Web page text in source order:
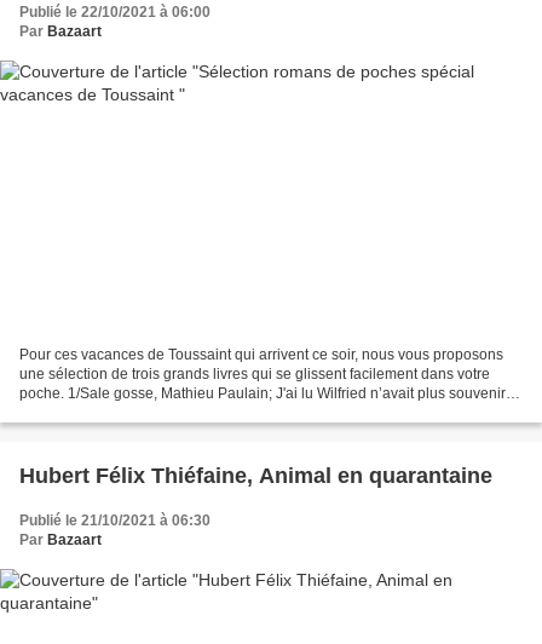
Publié le 22/10/2021 à 06:00
Par Bazaart
Pour ces vacances de Toussaint qui arrivent ce soir, nous vous proposons
une sélection de trois grands livres qui se glissent facilement dans votre
poche. 1/Sale gosse, Mathieu Paulain; J'ai lu Wilfried n’avait plus souvenir
Hubert Félix Thiéfaine, Animal en quarantaine
Publié le 21/10/2021 à 06:30
Par Bazaart